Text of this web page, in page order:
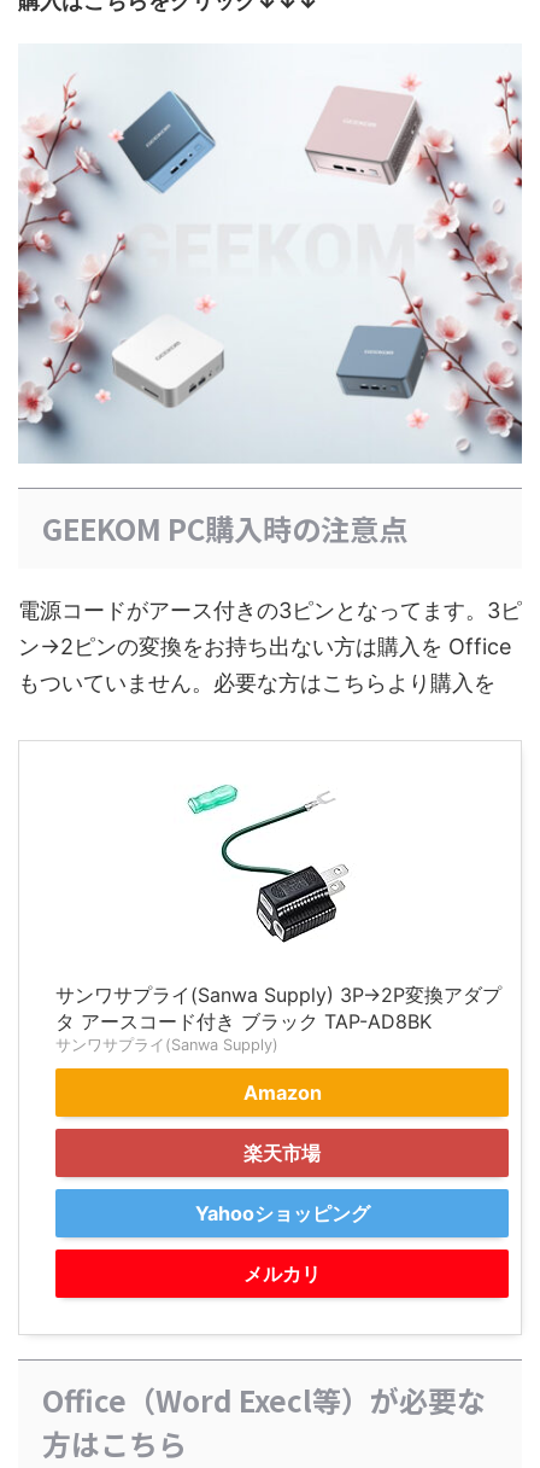
GEEKOM PC購入時の注意点
電源コードがアース付きの3ピンとなってます。3ピ
ン→2ピンの変換をお持ち出ない方は購入を Office
もついていません。必要な方はこちらより購入を
サンワサプライ(Sanwa Supply) 3P→2P変換アダプ
タ アースコード付き ブラック TAP-AD8BK
サンワサプライ(Sanwa Supply)
Amazon
楽天市場
Yahooショッピング
メルカリ
Office（Word Execl等）が必要な
方はこちら